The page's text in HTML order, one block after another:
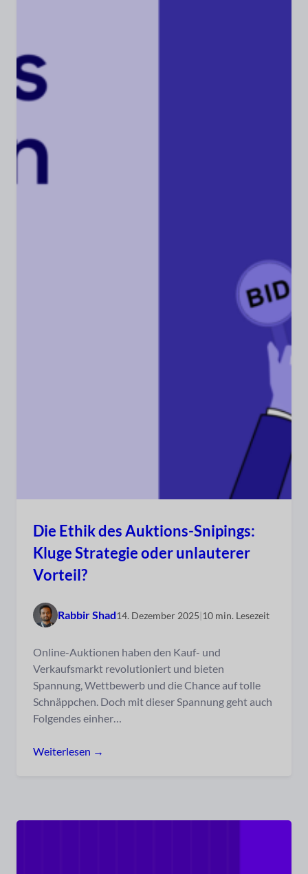
Die Ethik des Auktions-Snipings:
Kluge Strategie oder unlauterer
Vorteil?
Rabbir Shad14. Dezember 2025|10 min. Lesezeit
Online-Auktionen haben den Kauf- und
Verkaufsmarkt revolutioniert und bieten
Spannung, Wettbewerb und die Chance auf tolle
Schnäppchen. Doch mit dieser Spannung geht auch
Folgendes einher…
Weiterlesen →